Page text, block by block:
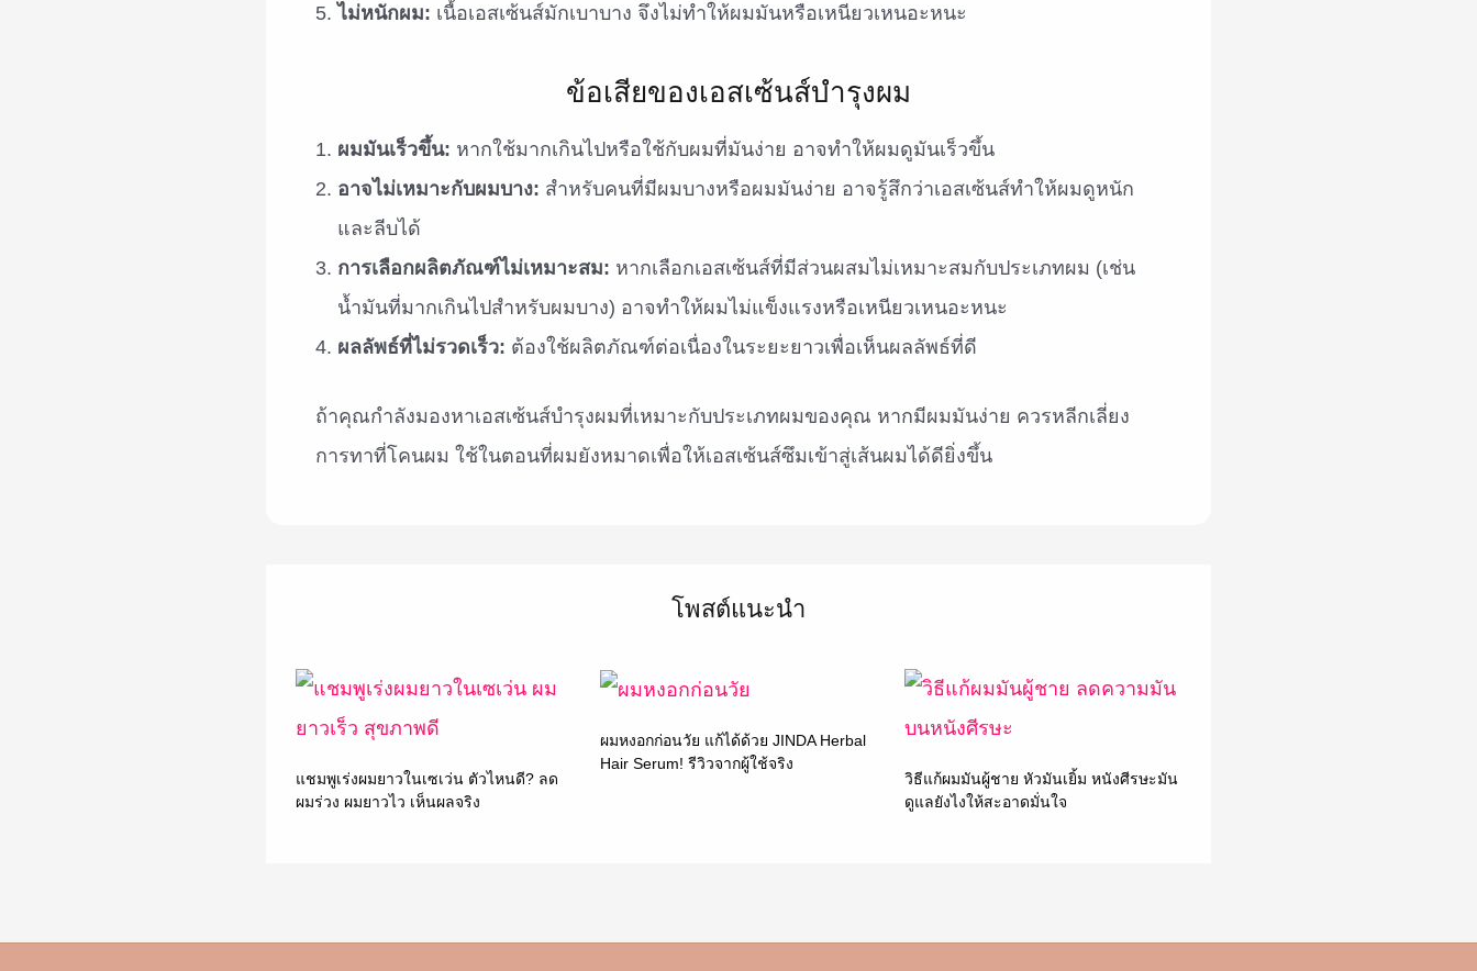
ไม่หนักผม: เนื้อเอสเซ้นส์มักเบาบาง จึงไม่ทำให้ผมมันหรือเหนียวเหนอะหนะ
ข้อเสียของเอสเซ้นส์บำรุงผม
ผมมันเร็วขึ้น: หากใช้มากเกินไปหรือใช้กับผมที่มันง่าย อาจทำให้ผมดูมันเร็วขึ้น
อาจไม่เหมาะกับผมบาง: สำหรับคนที่มีผมบางหรือผมมันง่าย อาจรู้สึกว่าเอสเซ้นส์ทำให้ผมดูหนัก
และลีบได้
การเลือกผลิตภัณฑ์ไม่เหมาะสม: หากเลือกเอสเซ้นส์ที่มีส่วนผสมไม่เหมาะสมกับประเภทผม (เช่น
น้ำมันที่มากเกินไปสำหรับผมบาง) อาจทำให้ผมไม่แข็งแรงหรือเหนียวเหนอะหนะ
ผลลัพธ์ที่ไม่รวดเร็ว: ต้องใช้ผลิตภัณฑ์ต่อเนื่องในระยะยาวเพื่อเห็นผลลัพธ์ที่ดี
ถ้าคุณกำลังมองหาเอสเซ้นส์บำรุงผมที่เหมาะกับประเภทผมของคุณ หากมีผมมันง่าย ควรหลีกเลี่ยง
การทาที่โคนผม ใช้ในตอนที่ผมยังหมาดเพื่อให้เอสเซ้นส์ซึมเข้าสู่เส้นผมได้ดียิ่งขึ้น
โพสต์แนะนำ
แชมพูเร่งผมยาวในเซเว่น ตัวไหนดี? ลด
ผมร่วง ผมยาวไว เห็นผลจริง
ผมหงอกก่อนวัย แก้ได้ด้วย JINDA Herbal
Hair Serum! รีวิวจากผู้ใช้จริง
วิธีแก้ผมมันผู้ชาย หัวมันเยิ้ม หนังศีรษะมัน
ดูแลยังไงให้สะอาดมั่นใจ